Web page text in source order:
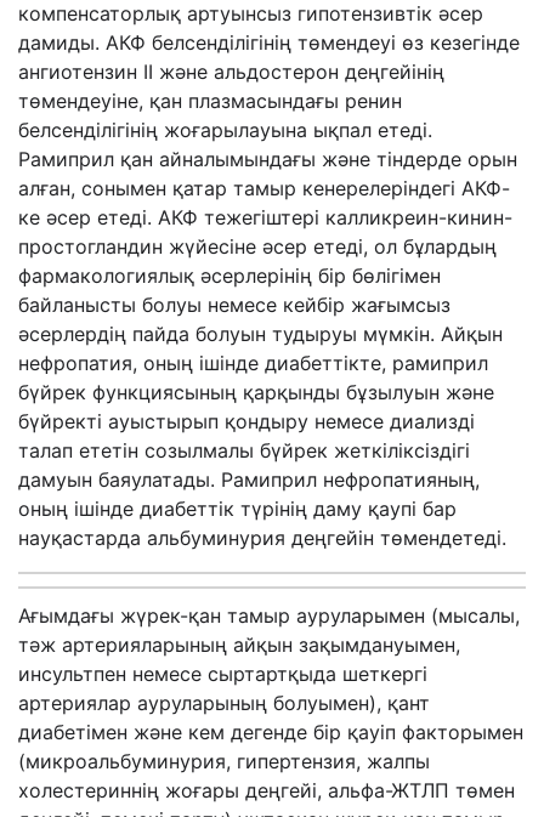
компенсаторлық артуынсыз гипотензивтік әсер
дамиды. АКФ белсенділігінің төмендеуі өз кезегінде
ангиотензин II және альдостерон деңгейінің
төмендеуіне, қан плазмасындағы ренин
белсенділігінің жоғарылауына ықпал етеді.
Рамиприл қан айналымындағы және тіндерде орын
алған, сонымен қатар тамыр кенерелеріндегі АКФ-
ке әсер етеді. АКФ тежегіштері калликреин-кинин-
простогландин жүйесіне әсер етеді, ол бұлардың
фармакологиялық әсерлерінің бір бөлігімен
байланысты болуы немесе кейбір жағымсыз
әсерлердің пайда болуын тудыруы мүмкін. Айқын
нефропатия, оның ішінде диабеттікте, рамиприл
бүйрек функциясының қарқынды бұзылуын және
бүйректі ауыстырып қондыру немесе диализді
талап ететін созылмалы бүйрек жеткіліксіздігі
дамуын баяулатады. Рамиприл нефропатияның,
оның ішінде диабеттік түрінің даму қаупі бар
науқастарда альбуминурия деңгейін төмендетеді.
Ағымдағы жүрек-қан тамыр ауруларымен (мысалы,
тәж артерияларының айқын зақымдануымен,
инсультпен немесе сыртартқыда шеткергі
артериялар ауруларының болуымен), қант
диабетімен және кем дегенде бір қауіп факторымен
(микроальбуминурия, гипертензия, жалпы
холестериннің жоғары деңгейі, альфа-ЖТЛП төмен